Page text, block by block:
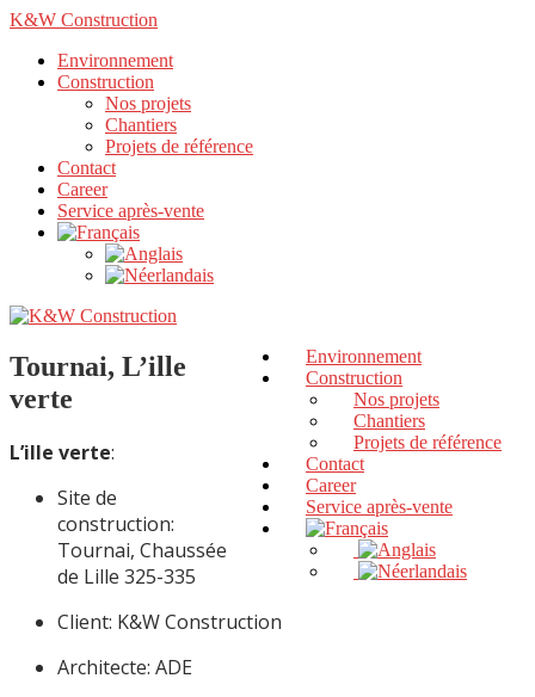
K&W Construction
Environnement
Construction
Nos projets
Chantiers
Projets de référence
Contact
Career
Service après-vente
Environnement
Construction
Nos projets
Chantiers
Projets de référence
Contact
Career
Service après-vente
Tournai, L’ille
verte
L’ille verte:
Site de
construction:
Tournai, Chaussée
de Lille 325-335
Client: K&W Construction
Architecte: ADE